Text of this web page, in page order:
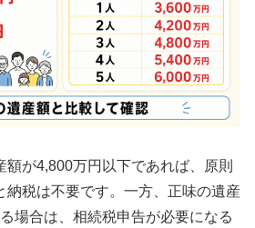
額が4,800万円以下であれば、原則
納税は不要です。一方、正味の遺産
場合は、相続税申告が必要になる